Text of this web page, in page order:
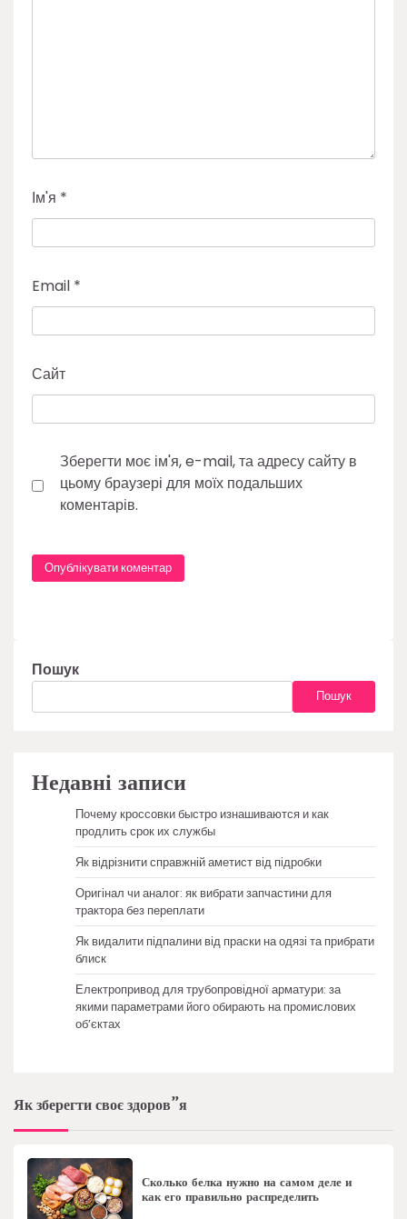
Ім'я *
Email *
Сайт
Зберегти моє ім'я, e-mail, та адресу сайту в
цьому браузері для моїх подальших
коментарів.
Пошук
Пошук
Недавні записи
Почему кроссовки быстро изнашиваются и как
продлить срок их службы
Як відрізнити справжній аметист від підробки
Оригінал чи аналог: як вибрати запчастини для
трактора без переплати
Як видалити підпалини від праски на одязі та прибрати
блиск
Електропривод для трубопровідної арматури: за
якими параметрами його обирають на промислових
об’єктах
Як зберегти своє здоров”я
Сколько белка нужно на самом деле и
как его правильно распределить